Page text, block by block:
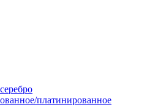
платинированное